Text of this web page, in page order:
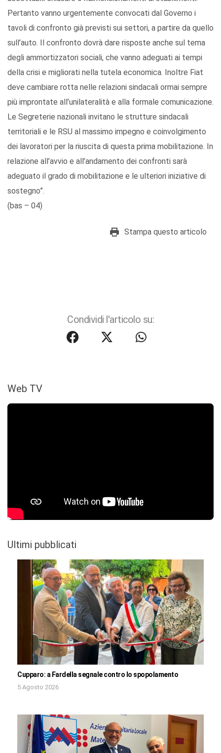
Pertanto vanno urgentemente convocati dal Governo i
tavoli di confronto già previsti sui settori, a partire da quello
sull’auto. Il confronto dovrà dare risposte anche sul tema
degli ammortizzatori sociali, che vanno adeguati ai tempi
della crisi e migliorati nella tutela economica. Inoltre Fiat
deve cambiare rotta nelle relazioni sindacali ormai sempre
più improntate all’unilateralità e alla formale comunicazione.
Le Segreterie nazionali invitano le strutture sindacali
territoriali e le RSU al massimo impegno e coinvolgimento
dei lavoratori per la riuscita di questa prima mobilitazione. In
relazione all’avvio e all’andamento dei confronti sarà
adeguato il grado di mobilitazione e le ulteriori iniziative di
sostegno”.
(bas – 04)
Stampa questo articolo
Condividi l'articolo su:
Web TV
Ultimi pubblicati
Cupparo: a Fardella segnale contro lo spopolamento
5 Agosto 2026